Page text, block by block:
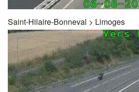
Saint-Hilaire-Bonneval > Limoges